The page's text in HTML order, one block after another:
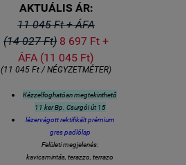
AKTUÁLIS ÁR:
11 045 Ft + ÁFA
(14 027 Ft) 8 697 Ft +
ÁFA (11 045 Ft)
(11 045 Ft / NÉGYZETMÉTER)
Kézzelfoghatóan megtekinthető
11 ker Bp. Csurgói út 15
lézervágott rektifikált prémium
gres padlólap
Felületi megjelenés:
kavicsmintás, terazzo, terrazo